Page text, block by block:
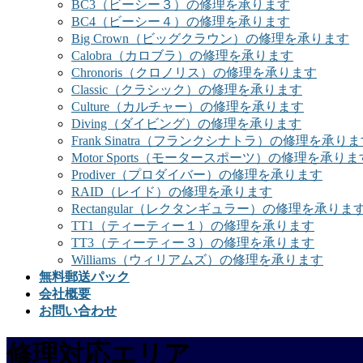
BC3（ビーシー３）の修理を承ります
BC4（ビーシー４）の修理を承ります
Big Crown（ビッグクラウン）の修理を承ります
Calobra（カロブラ）の修理を承ります
Chronoris（クロノリス）の修理を承ります
Classic（クラシック）の修理を承ります
Culture（カルチャー）の修理を承ります
Diving（ダイビング）の修理を承ります
Frank Sinatra（フランクシナトラ）の修理を承りま
Motor Sports（モータースポーツ）の修理を承りま
Prodiver（プロダイバー）の修理を承ります
RAID（レイド）の修理を承ります
Rectangular（レクタンギュラー）の修理を承りま
TT1（ティーティー１）の修理を承ります
TT3（ティーティー３）の修理を承ります
Williams（ウィリアムズ）の修理を承ります
無料郵送パック
会社概要
お問い合わせ
修理対応エリア